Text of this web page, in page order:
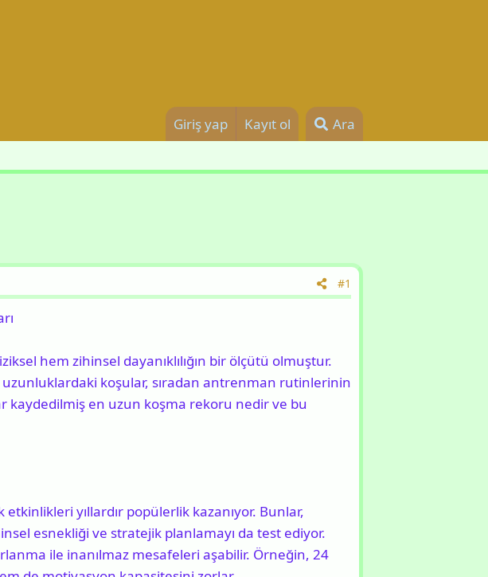
Giriş yap Kayıt ol Ara
#1
hem zihinsel dayanıklılığın bir ölçütü olmuştur.
koşular, sıradan antrenman rutinlerinin
kaydedilmiş en uzun koşma rekoru nedir ve bu
etkinlikleri yıllardır popülerlik kazanıyor. Bunlar,
esnekliği ve stratejik planlamayı da test ediyor.
ile inanılmaz mesafeleri aşabilir. Örneğin, 24